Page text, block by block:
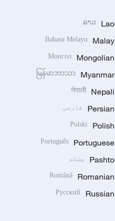
Lao
ລາວ
Malay
Bahasa Melayu
Mongolian
Монгол
Myanmar
မြန်မာဘာသာ
Nepali
नेपाली
Persian فارسی
Polish
Polski
Portuguese
Português
Pashto پښتو
Romanian
Română
Russian
Русский